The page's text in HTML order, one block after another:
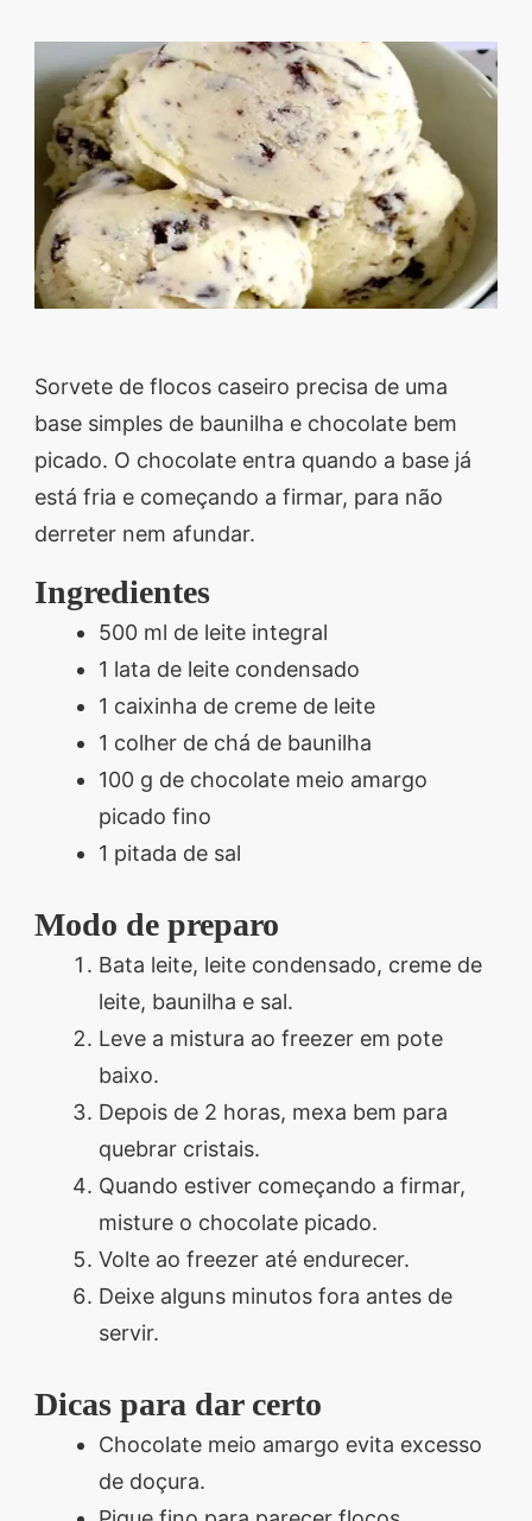
irresistíveis, refeições
saudáveis e práticas,
além de dicas exclusivas
que vão facilitar sua
vida na cozinha. 🍰🥗
Quer aprender a fazer
um almoço delicioso,
um jantar especial ou
na boca? Nós temos
tudo o que você
precisa! Explore nosso
site e descubra técnicas
que vão impressionar
todos ao seu redor.
Transforme suas
refeições e inspire-se
agora mesmo!
Sorvete de flocos caseiro precisa de uma
base simples de baunilha e chocolate bem
picado. O chocolate entra quando a base já
está fria e começando a firmar, para não
derreter nem afundar.
Ingredientes
500 ml de leite integral
1 lata de leite condensado
1 caixinha de creme de leite
1 colher de chá de baunilha
100 g de chocolate meio amargo
picado fino
1 pitada de sal
Modo de preparo
Bata leite, leite condensado, creme de
leite, baunilha e sal.
Leve a mistura ao freezer em pote
baixo.
Depois de 2 horas, mexa bem para
quebrar cristais.
Quando estiver começando a firmar,
misture o chocolate picado.
Volte ao freezer até endurecer.
Deixe alguns minutos fora antes de
servir.
Dicas para dar certo
Chocolate meio amargo evita excesso
de doçura.